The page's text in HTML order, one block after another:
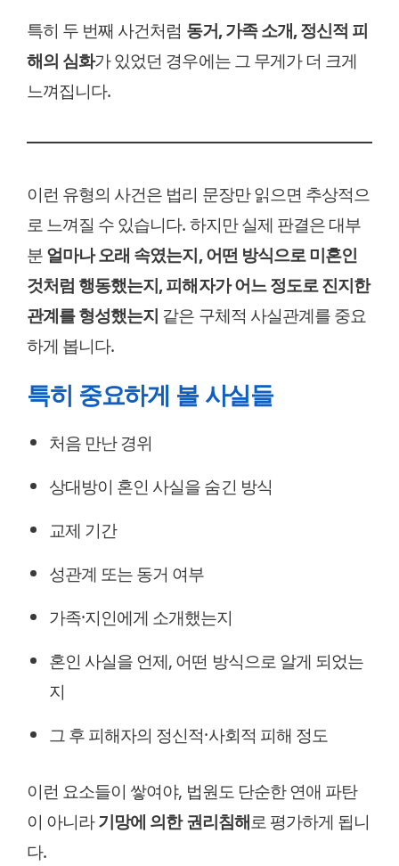
특히 두 번째 사건처럼 동거, 가족 소개, 정신적 피
해의 심화가 있었던 경우에는 그 무게가 더 크게
느껴집니다.
이런 유형의 사건은 법리 문장만 읽으면 추상적으
로 느껴질 수 있습니다. 하지만 실제 판결은 대부
분얼마나 오래 속였는지, 어떤 방식으로 미혼인
것처럼 행동했는지, 피해자가 어느 정도로 진지한
관계를 형성했는지 같은 구체적 사실관계를 중요
하게 봅니다.
특히 중요하게 볼 사실들
처음 만난 경위
상대방이 혼인 사실을 숨긴 방식
교제 기간
성관계 또는 동거 여부
가족·지인에게 소개했는지
혼인 사실을 언제, 어떤 방식으로 알게 되었는
지
그 후 피해자의 정신적·사회적 피해 정도
이런 요소들이 쌓여야, 법원도 단순한 연애 파탄
이 아니라기망에 의한 권리침해로 평가하게 됩니
다.